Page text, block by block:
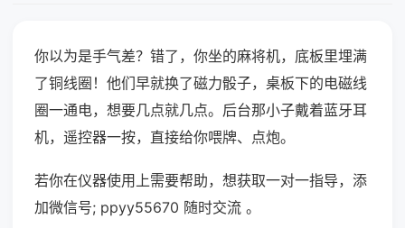
你以为是手气差？错了，你坐的麻将机，底板里埋满
了铜线圈！他们早就换了磁力骰子，桌板下的电磁线
圈一通电，想要几点就几点。后台那小子戴着蓝牙耳
机，遥控器一按，直接给你喂牌、点炮。
若你在仪器使用上需要帮助，想获取一对一指导，添
加微信号; ppyy55670 随时交流 。